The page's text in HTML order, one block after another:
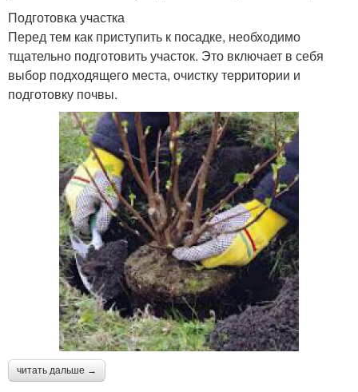
Подготовка участка
Перед тем как приступить к посадке, необходимо
тщательно подготовить участок. Это включает в себя
выбор подходящего места, очистку территории и
подготовку почвы.
читать дальше →